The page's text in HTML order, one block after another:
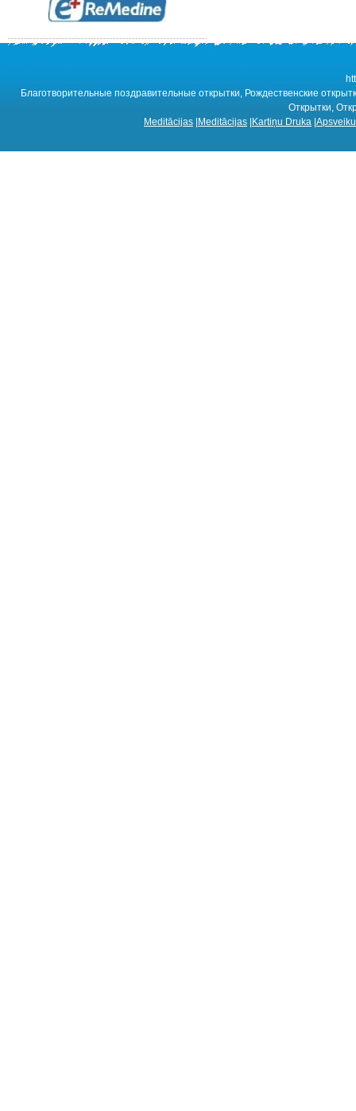
Благотворительные поздравительные открытки, Рождественские
Открытки,
Meditācijas Meditācijas Kartiņu Druka